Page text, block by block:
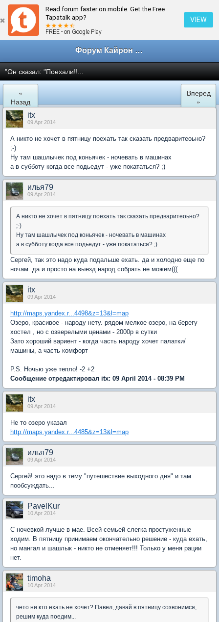
Read forum faster on mobile. Get the Free
Tapatalk app?
FREE - on Google Play
VIEW
← Кайрон клан Санкт-Петербург
Форум Кайрон клана
"Он сказал: "Поехали!!...
«
Назад
Вперед
»
itx
09 Apr 2014
А никто не хочет в пятницу поехать так сказать предваритеоьно?
;-)
Ну там шашлычек под коньячек - ночевать в машинах
а в субботу когда все подьедут - уже покататься? ;)
илья79
09 Apr 2014
А никто не хочет в пятницу поехать так сказать предваритеоьно?
;-)
Ну там шашлычек под коньячек - ночевать в машинах
а в субботу когда все подьедут - уже покататься? ;)
Сергей, так это надо куда подальше ехать. да и холодно еще по
ночам. да и просто на выезд народ собрать не можем(((
itx
09 Apr 2014
http://maps.yandex.r...4498&z=13&l=map
Озеро, красивое - народу нету. рядом мелкое озеро, на берегу
хостел , но с озверелыми ценами - 2000р в сутки
Зато хороший вариент - когда часть народу хочет палатки/
машины, а часть комфорт
P.S. Ночью уже тепло! -2 +2
Сообщение отредактировал itx: 09 April 2014 - 08:39 PM
itx
09 Apr 2014
Не то озеро указал
http://maps.yandex.r...4485&z=13&l=map
илья79
09 Apr 2014
Сергей! это надо в тему "путешествие выходного дня" и там
пообсуждать...
PavelKur
10 Apr 2014
С ночевкой лучше в мае. Всей семьей слегка простуженные
ходим. В пятницу принимаем окончательно решение - куда ехать,
но мангал и шашлык - никто не отменяет!!! Только у меня рации
нет.
timoha
10 Apr 2014
чето ни кто ехать не хочет? Павел, давай в пятницу созвонимся,
решим куда поедим...